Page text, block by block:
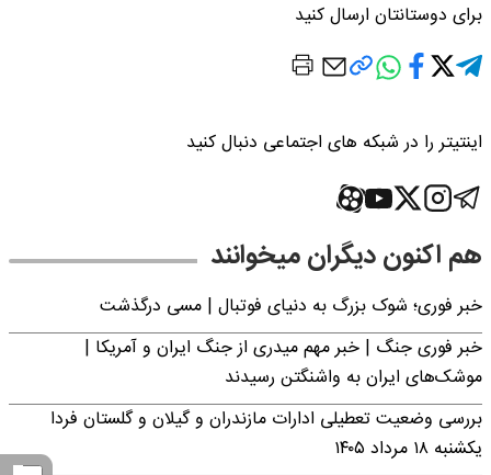
برای دوستانتان ارسال کنید
اینتیتر را در شبکه های اجتماعی دنبال کنید
هم اکنون دیگران میخوانند
خبر فوری؛‌ شوک بزرگ به دنیای فوتبال | مسی درگذشت
خبر فوری جنگ | خبر مهم میدری از جنگ ایران و آمریکا |
موشک‌های ایران به واشنگتن رسیدند
بررسی وضعیت تعطیلی ادارات مازندران و گیلان و گلستان فردا
یکشنبه ۱۸ مرداد ۱۴۰۵